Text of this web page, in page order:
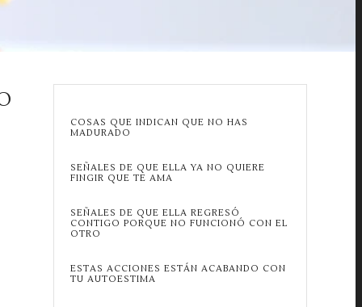
COSAS QUE INDICAN QUE NO HAS
MADURADO
SEÑALES DE QUE ELLA YA NO QUIERE
FINGIR QUE TE AMA
SEÑALES DE QUE ELLA REGRESÓ
CONTIGO PORQUE NO FUNCIONÓ CON EL
OTRO
ESTAS ACCIONES ESTÁN ACABANDO CON
TU AUTOESTIMA